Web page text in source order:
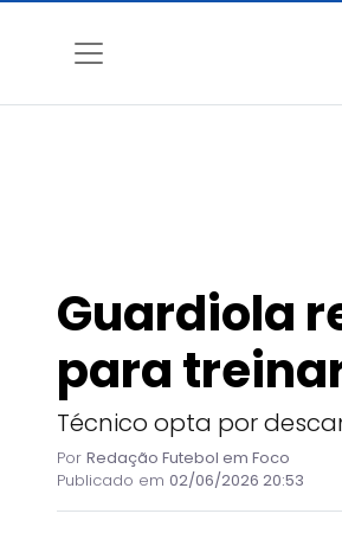
Guardiola
para
Técnico opta por
Por Redação Futebol em Foco
Publicado em 02/06/2026 20:53